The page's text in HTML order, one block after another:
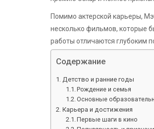
Помимо актерской карьеры,
несколько фильмов, которые
работы отличаются глубоким
Содержание
Детство и ранние годы
Рождение и семья
Основные
Карьера и достижения
Первые шаги в кино